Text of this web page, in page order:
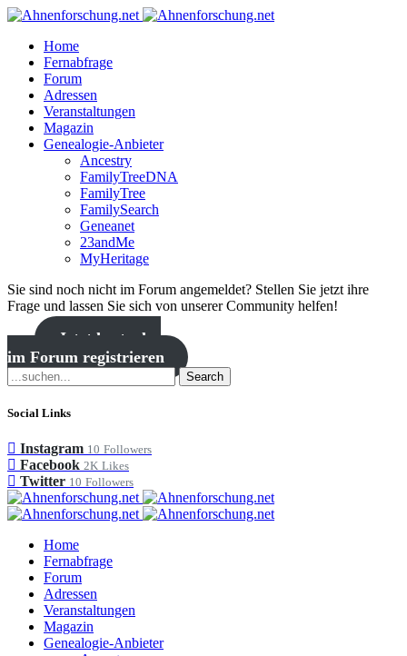
Home
Fernabfrage
Forum
Adressen
Veranstaltungen
Magazin
Genealogie-Anbieter
Ancestry
FamilyTreeDNA
FamilyTree
FamilySearch
Geneanet
23andMe
MyHeritage
Sie sind noch nicht im Forum angemeldet? Stellen Sie jetzt ihre
Frage und lassen Sie sich von unserer Community helfen!
Jetzt kostenlos
im Forum registrieren
Search
Social Links
Instagram 10 Followers
Facebook 2K Likes
Twitter 10 Followers
Home
Fernabfrage
Forum
Adressen
Veranstaltungen
Magazin
Genealogie-Anbieter